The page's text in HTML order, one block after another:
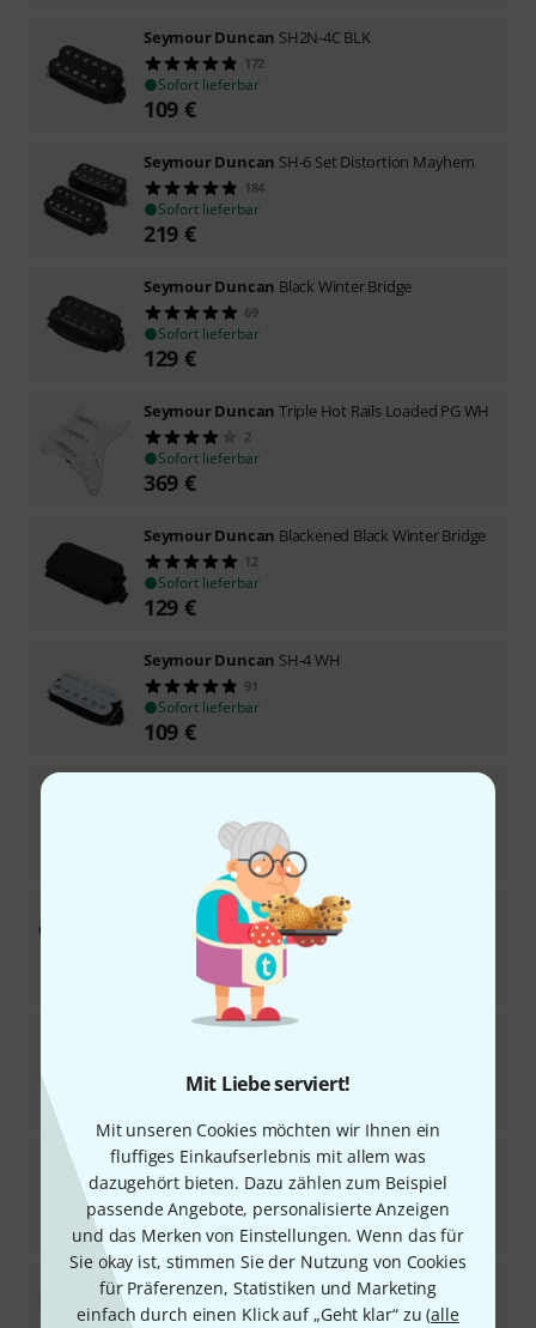
Mit Liebe serviert!
Mit unseren Cookies möchten wir Ihnen ein
fluffiges Einkaufserlebnis mit allem was
dazugehört bieten. Dazu zählen zum Beispiel
passende Angebote, personalisierte Anzeigen
und das Merken von Einstellungen. Wenn das für
Sie okay ist, stimmen Sie der Nutzung von Cookies
für Präferenzen, Statistiken und Marketing
einfach durch einen Klick auf „Geht klar“ zu (alle
Seymour Duncan SH2N-4C BLK
172
Sofort lieferbar
109 €
Seymour Duncan SH-6 Set Distortion Mayhem
184
Sofort lieferbar
219 €
Seymour Duncan Black Winter Bridge
69
Sofort lieferbar
129 €
Seymour Duncan Triple Hot Rails Loaded PG WH
2
Sofort lieferbar
369 €
Seymour Duncan Blackened Black Winter Bridge
12
Sofort lieferbar
129 €
Seymour Duncan SH-4 WH
91
Sofort lieferbar
109 €
Sofort lieferbar
Seymour DuncanSHR-1B BLK
102
Sofort lieferbar
Seymour Duncan
Sofort lieferbar
Seymour Duncan Pegasus Sentient 6 Set Black
31
Sofort lieferbar
249€
Seymour DuncanSSL-1 WH
95